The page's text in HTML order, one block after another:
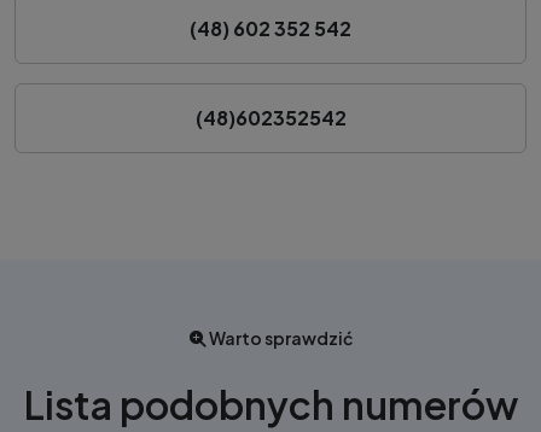
(48) 602 352 542
(48)602352542
Warto sprawdzić
Lista podobnych numerów